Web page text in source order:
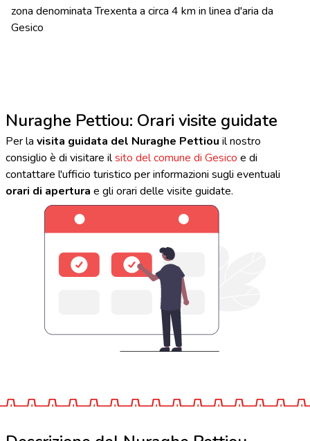
zona denominata Trexenta a circa 4 km in linea d'aria da
Gesico
Nuraghe Pettiou: Orari visite guidate
Per la visita guidata del Nuraghe Pettiou il nostro
consiglio è di visitare ilsito del comune di Gesico e di
contattare l'ufficio turistico per informazioni sugli eventuali
orari di apertura e gli orari delle visite guidate.